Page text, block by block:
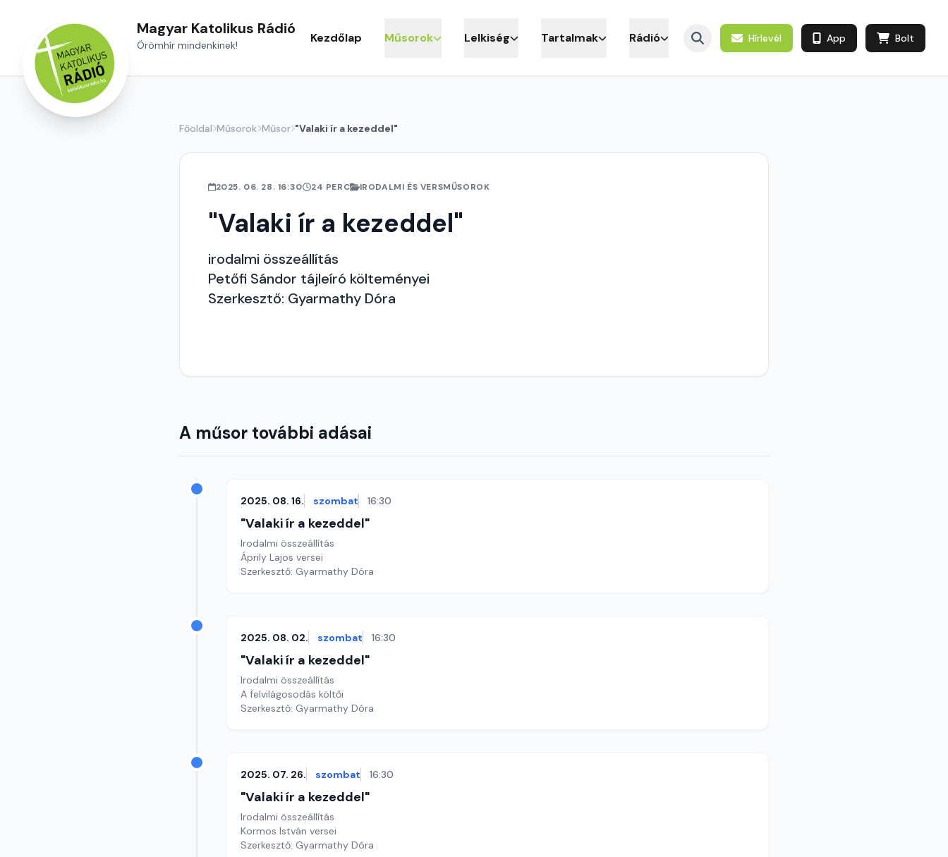
Magyar Katolikus Rádió
Örömhír mindenkinek! Kezdőlap Műsorok Lelkiség Tartalmak Rádió Hírlevél App Bolt
Főoldal Műsorok Műsor "Valaki ír a kezeddel"
2025. 06. 28. 16:30 24 PERC IRODALMI ÉS VERSMŰSOROK
"Valaki ír a kezeddel"
irodalmi összeállítás
Petőfi Sándor tájleíró költeményei
Szerkesztő: Gyarmathy Dóra
A műsor további adásai
2025. 08. 16. szombat 16:30
"Valaki ír a kezeddel"
Irodalmi összeállítás
Áprily Lajos versei
Szerkesztő: Gyarmathy Dóra
2025. 08. 02. szombat 16:30
"Valaki ír a kezeddel"
Irodalmi összeállítás
A felvilágosodás költői
Szerkesztő: Gyarmathy Dóra
2025. 07. 26. szombat 16:30
"Valaki ír a kezeddel"
Irodalmi összeállítás
Kormos István versei
Szerkesztő: Gyarmathy Dóra